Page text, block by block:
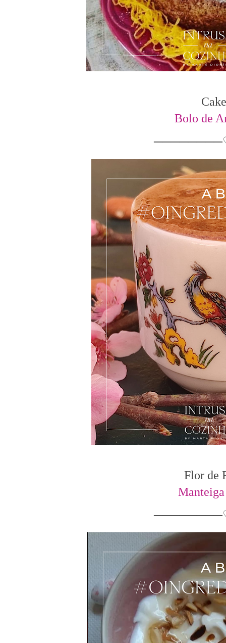
Bolo de
──
Flor de